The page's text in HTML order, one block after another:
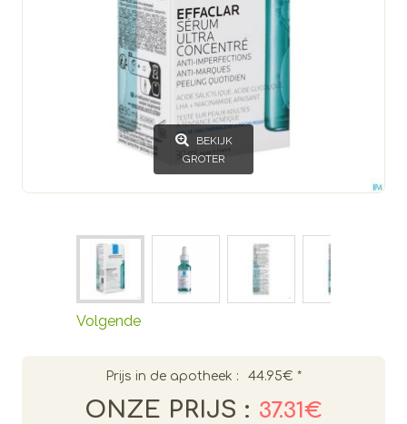
BEKIJK
GROTER
Volgende
Prijs in de apotheek : 44.95€ *
ONZE PRIJS : 37.31€